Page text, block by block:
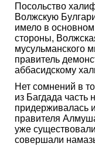
Посольство
Волжскую
имело в
стороны,
мусульманского
правитель
аббасидскому
Нет сомнений в
из Багдада часть
придерживалась
правителя
уже
совершали